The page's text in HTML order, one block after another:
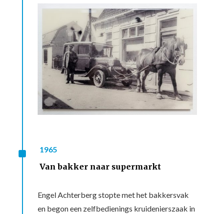
^ 1965
Van bakker naar supermarkt
Engel Achterberg stopte met het bakkersvak
en begon een zelfbedienings kruidenierszaak in